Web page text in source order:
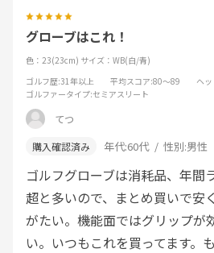
グローブはこれ！
色：23(23cm) サイズ：WB(白/青)
ゴルフ歴:31年以上 平均スコア:80～89 ヘ
ゴルファータイプ:セミアスリート
てつ
年代:60代 性別:男性
ゴルフグローブは消耗品、年間
超と多いので、まとめ買いで安
がたい。機能面ではグリップが
い。いつもこれを買ってます。